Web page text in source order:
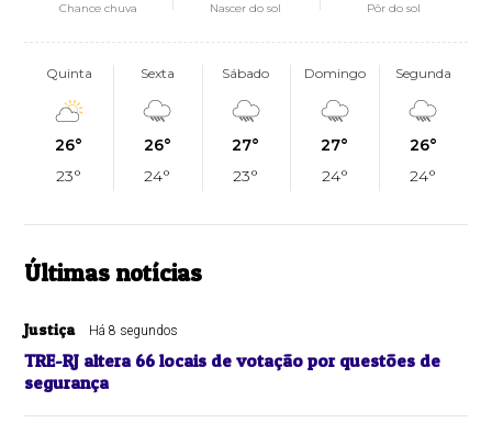
Chance chuva Nascer do sol Pôr do sol
Quinta
26°
23°
Sexta
26°
24°
Sábado
27°
23°
Domingo
27°
24°
Segunda
26°
24°
Últimas notícias
Justiça Há 8 segundos
TRE-RJ altera 66 locais de votação por questões de
segurança